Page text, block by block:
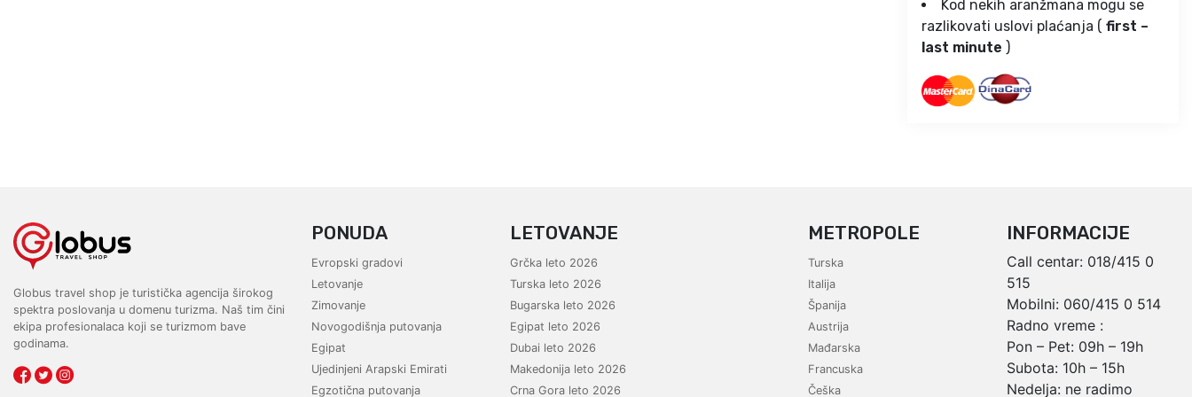
Kod nekih aranžmana mogu se
razlikovati uslovi plaćanja ( first –
last minute )
Globus travel shop je turistička agencija širokog
spektra poslovanja u domenu turizma. Naš tim čini
ekipa profesionalaca koji se turizmom bave
godinama.
PONUDA
Evropski gradovi
Letovanje
Zimovanje
Novogodišnja putovanja
Egipat
Ujedinjeni Arapski Emirati
Egzotična putovanja
LETOVANJE
Grčka leto 2026
Turska leto 2026
Bugarska leto 2026
Egipat leto 2026
Dubai leto 2026
Makedonija leto 2026
Crna Gora leto 2026
METROPOLE
Turska
Italija
Španija
Austrija
Mađarska
Francuska
Češka
INFORMACIJE
Call centar: 018/415 0
515
Mobilni: 060/415 0 514
Radno vreme :
Pon – Pet: 09h – 19h
Subota: 10h – 15h
Nedelja: ne radimo